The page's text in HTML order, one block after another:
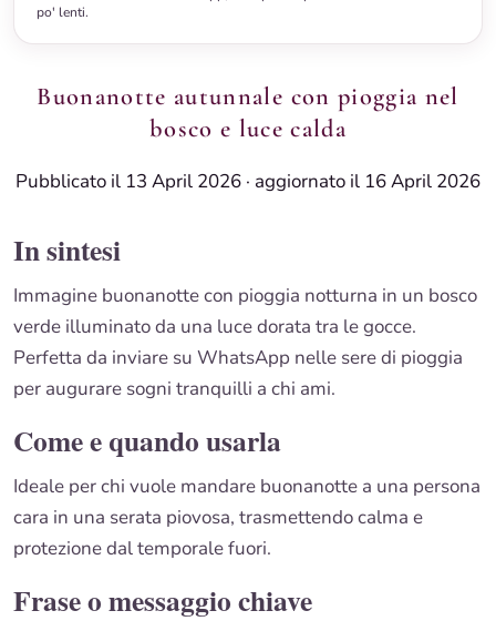
po' lenti.
Buonanotte autunnale con pioggia nel
bosco e luce calda
Pubblicato il 13 April 2026 · aggiornato il 16 April 2026
In sintesi
Immagine buonanotte con pioggia notturna in un bosco
verde illuminato da una luce dorata tra le gocce.
Perfetta da inviare su WhatsApp nelle sere di pioggia
per augurare sogni tranquilli a chi ami.
Come e quando usarla
Ideale per chi vuole mandare buonanotte a una persona
cara in una serata piovosa, trasmettendo calma e
protezione dal temporale fuori.
Frase o messaggio chiave